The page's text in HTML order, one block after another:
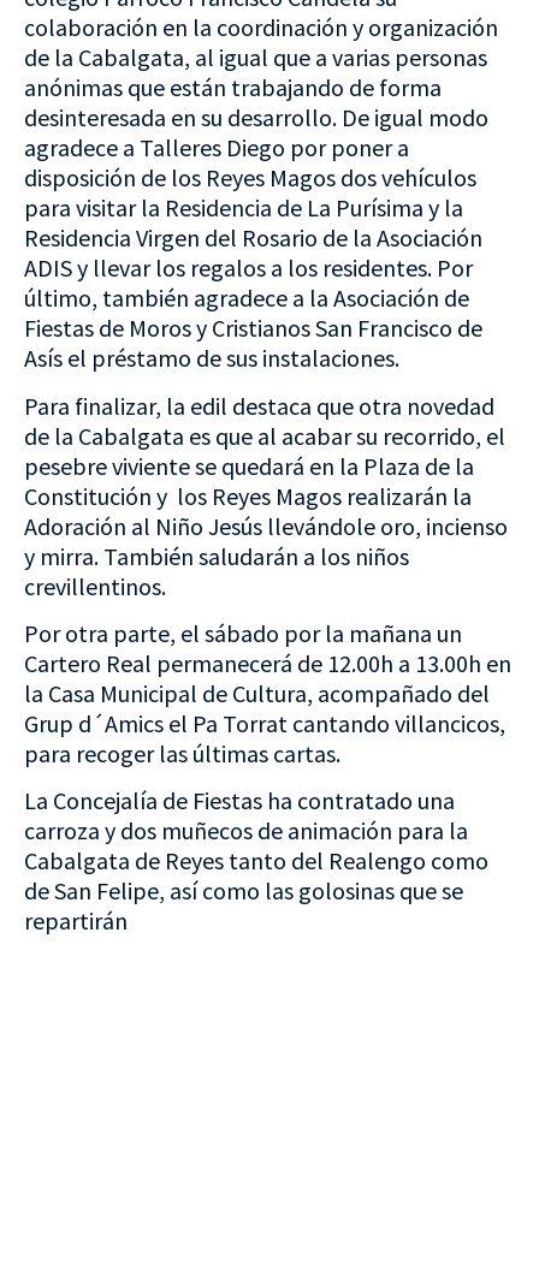
colaboración en la coordinación y organización
de la Cabalgata, al igual que a varias personas
anónimas que están trabajando de forma
desinteresada en su desarrollo. De igual modo
agradece a Talleres Diego por poner a
disposición de los Reyes Magos dos vehículos
para visitar la Residencia de La Purísima y la
Residencia Virgen del Rosario de la Asociación
ADIS y llevar los regalos a los residentes. Por
último, también agradece a la Asociación de
Fiestas de Moros y Cristianos San Francisco de
Asís el préstamo de sus instalaciones.
Para finalizar, la edil destaca que otra novedad
de la Cabalgata es que al acabar su recorrido, el
pesebre viviente se quedará en la Plaza de la
Constitución y los Reyes Magos realizarán la
Adoración al Niño Jesús llevándole oro, incienso
y mirra. También saludarán a los niños
crevillentinos.
Por otra parte, el sábado por la mañana un
Cartero Real permanecerá de 12.00h a 13.00h en
la Casa Municipal de Cultura, acompañado del
Grup d´Amics el Pa Torrat cantando villancicos,
para recoger las últimas cartas.
La Concejalía de Fiestas ha contratado una
carroza y dos muñecos de animación para la
Cabalgata de Reyes tanto del Realengo como
de San Felipe, así como las golosinas que se
repartirán